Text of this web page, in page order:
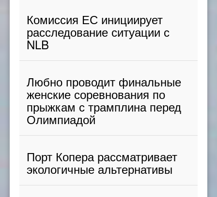
Комиссия ЕС инициирует
расследование ситуации с
NLB
Любно проводит финальные
женские соревнования по
прыжкам с трамплина перед
Олимпиадой
Порт Копера рассматривает
экологичные альтернативы